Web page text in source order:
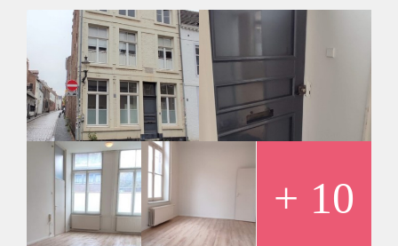
slaapkamer van ca 15 m2 is aan de achterzijde gelegen. De
badkamer is v.v. douche, wastafel en toilet.
De huurprijs incl. G/W en excl. E bedraagt € 1125,- per
maand. De waarborgsom bedraagt € 1687,50.
Niet beschikbaar voor studenten.
+ 10